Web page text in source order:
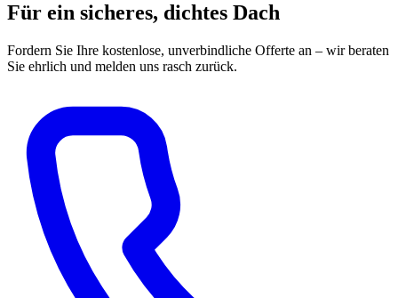
Für ein sicheres, dichtes Dach
Fordern Sie Ihre kostenlose, unverbindliche Offerte an – wir beraten
Sie ehrlich und melden uns rasch zurück.